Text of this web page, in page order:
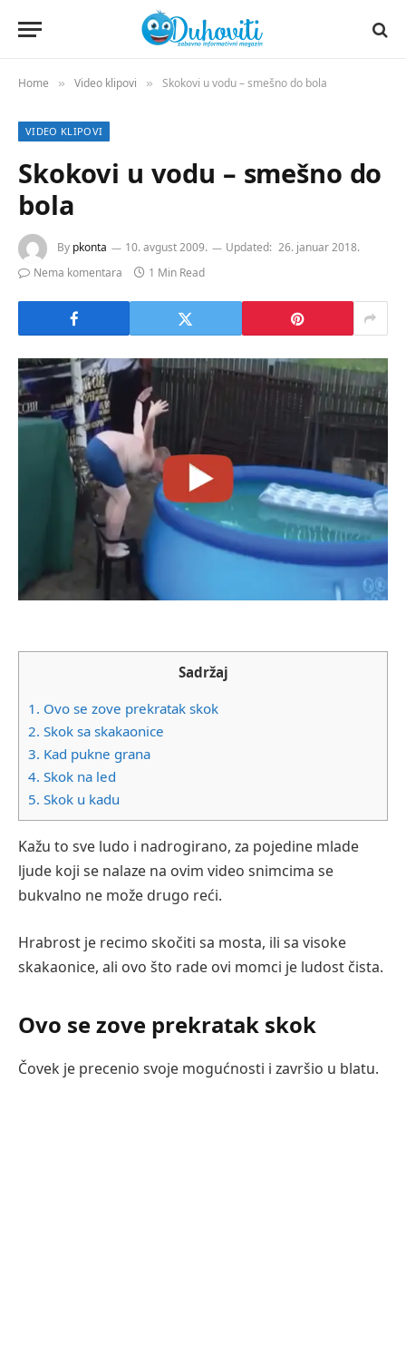
Home » Video klipovi » Skokovi u vodu – smešno do bola
VIDEO KLIPOVI
Skokovi u vodu – smešno do
bola
By pkonta 10. avgust 2009. Updated: 26. januar 2018.
Nema komentara
1 Min Read
Sadržaj
1. Ovo se zove prekratak skok
2. Skok sa skakaonice
3. Kad pukne grana
4. Skok na led
5. Skok u kadu
Kažu to sve ludo i nadrogirano, za pojedine mlade
ljude koji se nalaze na ovim video snimcima se
bukvalno ne može drugo reći.
Hrabrost je recimo skočiti sa mosta, ili sa visoke
skakaonice, ali ovo što rade ovi momci je ludost čista.
Ovo se zove prekratak skok
Čovek je precenio svoje mogućnosti i završio u blatu.